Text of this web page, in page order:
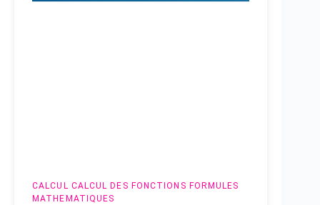
CALCUL CALCUL DES FONCTIONS FORMULES
MATHEMATIQUES